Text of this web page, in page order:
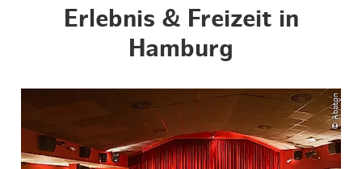
Erlebnis & Freizeit in
Hamburg
© Abaton